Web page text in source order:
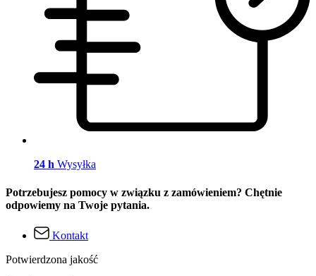
24 h Wysyłka
Potrzebujesz pomocy w związku z zamówieniem? Chętnie
odpowiemy na Twoje pytania.
Kontakt
Potwierdzona jakość